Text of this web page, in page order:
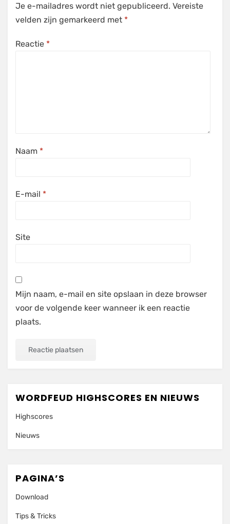
Je e-mailadres wordt niet gepubliceerd. Vereiste
velden zijn gemarkeerd met *
Reactie *
Naam *
E-mail *
Site
Mijn naam, e-mail en site opslaan in deze browser
voor de volgende keer wanneer ik een reactie
plaats.
WORDFEUD HIGHSCORES EN NIEUWS
Highscores
Nieuws
PAGINA’S
Download
Tips & Tricks